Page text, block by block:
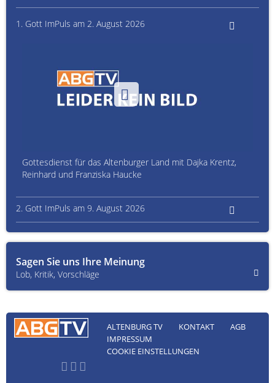
1. Gott ImPuls am 2. August 2026
Gottesdienst für das Altenburger Land mit Dajka Krentz,
Reinhard und Franziska Haucke
2. Gott ImPuls am 9. August 2026
Sagen Sie uns Ihre Meinung
Lob, Kritik, Vorschläge
ALTENBURG TV KONTAKT
AGB
IMPRESSUM
COOKIE EINSTELLUNGEN